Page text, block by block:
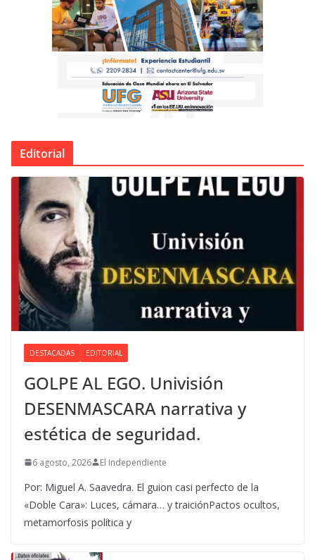
Editorial
DESTACADAS EDITORIAL
GOLPE AL EGO. Univisión
DESENMASCARA narrativa y
estética de seguridad.
6 agosto, 2026 El Independiente
Por: Miguel A. Saavedra. El guion casi perfecto de la
«Doble Cara»: Luces, cámara… y traiciónPactos ocultos,
metamorfosis política y